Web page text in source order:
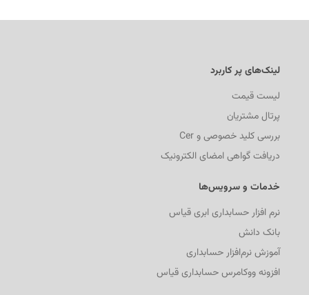
لینک‌های پر کاربرد
لیست قیمت
پرتال مشتریان
بررسی کلید خصوصی و Cer
دریافت گواهی امضای الکترونیک
خدمات و سرویس‌ها
نرم افزار حسابداری ابری قیاس
بانک دانش
آموزش نرم‌افزار حسابداری
افزونه ووکامرس حسابداری قیاس